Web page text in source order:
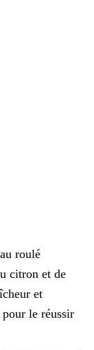
roulé
citron et de
et
le réussir